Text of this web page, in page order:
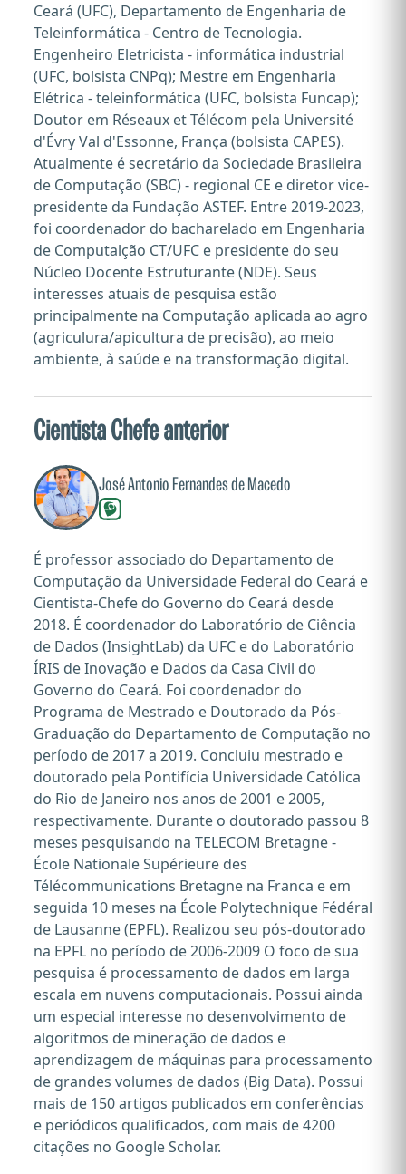
Ceará (UFC), Departamento de Engenharia de
Teleinformática - Centro de Tecnologia.
Engenheiro Eletricista - informática industrial
(UFC, bolsista CNPq); Mestre em Engenharia
Elétrica - teleinformática (UFC, bolsista Funcap);
Doutor em Réseaux et Télécom pela Université
d'Évry Val d'Essonne, França (bolsista CAPES).
Atualmente é secretário da Sociedade Brasileira
de Computação (SBC) - regional CE e diretor vice-
presidente da Fundação ASTEF. Entre 2019-2023,
foi coordenador do bacharelado em Engenharia
de Computalção CT/UFC e presidente do seu
Núcleo Docente Estruturante (NDE). Seus
interesses atuais de pesquisa estão
principalmente na Computação aplicada ao agro
(agriculura/apicultura de precisão), ao meio
ambiente, à saúde e na transformação digital.
Cientista Chefe anterior
José Antonio Fernandes de Macedo
É professor associado do Departamento de
Computação da Universidade Federal do Ceará e
Cientista-Chefe do Governo do Ceará desde
2018. É coordenador do Laboratório de Ciência
de Dados (InsightLab) da UFC e do Laboratório
ÍRIS de Inovação e Dados da Casa Civil do
Governo do Ceará. Foi coordenador do
Programa de Mestrado e Doutorado da Pós-
Graduação do Departamento de Computação no
período de 2017 a 2019. Concluiu mestrado e
doutorado pela Pontifícia Universidade Católica
do Rio de Janeiro nos anos de 2001 e 2005,
respectivamente. Durante o doutorado passou 8
meses pesquisando na TELECOM Bretagne -
École Nationale Supérieure des
Télécommunications Bretagne na Franca e em
seguida 10 meses na École Polytechnique Fédéral
de Lausanne (EPFL). Realizou seu pós-doutorado
na EPFL no período de 2006-2009 O foco de sua
pesquisa é processamento de dados em larga
escala em nuvens computacionais. Possui ainda
um especial interesse no desenvolvimento de
algoritmos de mineração de dados e
aprendizagem de máquinas para processamento
de grandes volumes de dados (Big Data). Possui
mais de 150 artigos publicados em conferências
e periódicos qualificados, com mais de 4200
citações no Google Scholar.